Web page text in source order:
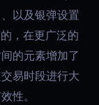
以及银弹设置
，在更广泛的
的元素增加了
易时段进行大
性。